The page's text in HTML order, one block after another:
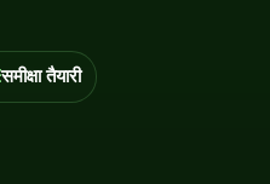
समीक्षा तैयारी